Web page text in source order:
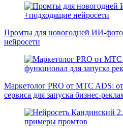
Промты для новогодней ИИ-
нейросети
Маркетолог PRO от MTC ADS:
сервиса для запуска бизнес-